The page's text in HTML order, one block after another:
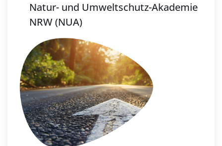
Natur- und Umweltschutz-Akademie
NRW (NUA)